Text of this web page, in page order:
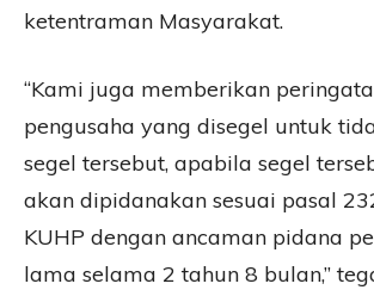
ketentraman Masyarakat.
“Kami juga memberikan
pengusaha yang disegel untuk
segel tersebut, apabila segel
akan dipidanakan sesuai pasal
KUHP dengan ancaman pidana
lama selama 2 tahun 8 bulan,”